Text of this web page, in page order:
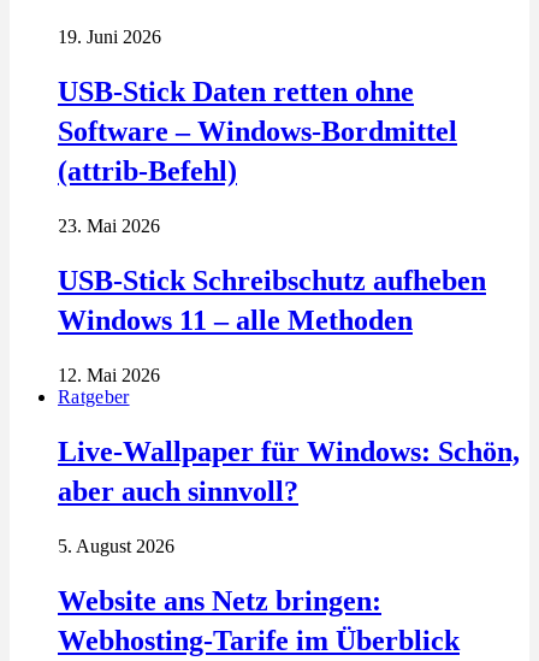
19. Juni 2026
USB-Stick Daten retten ohne
Software – Windows-Bordmittel
(attrib-Befehl)
23. Mai 2026
USB-Stick Schreibschutz aufheben
Windows 11 – alle Methoden
12. Mai 2026
Ratgeber
Live-Wallpaper für Windows: Schön,
aber auch sinnvoll?
5. August 2026
Website ans Netz bringen:
Webhosting-Tarife im Überblick